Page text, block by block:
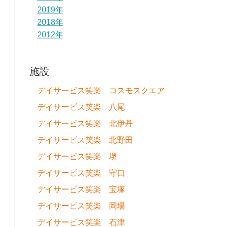
2019年
2018年
2012年
施設
デイサービス笑楽 コスモスクエア
デイサービス笑楽 八尾
デイサービス笑楽 北伊丹
デイサービス笑楽 北野田
デイサービス笑楽 堺
デイサービス笑楽 守口
デイサービス笑楽 宝塚
デイサービス笑楽 岡場
デイサービス笑楽 石津